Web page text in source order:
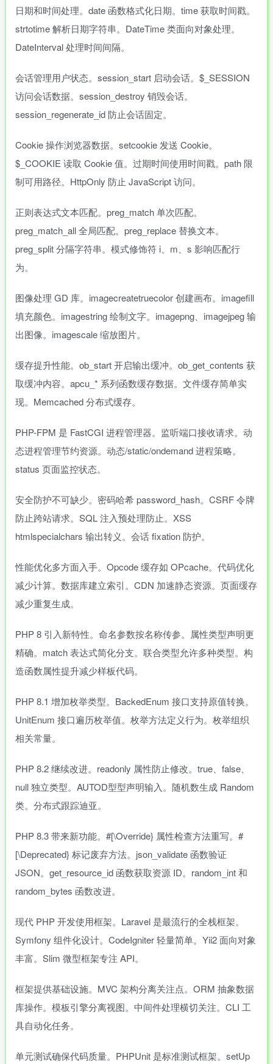
日期和时间处理。date 函数格式化日期。time 获取时间戳。
strtotime 解析日期字符串。DateTime 类面向对象处理。
DateInterval 处理时间间隔。
会话管理用户状态。session_start 启动会话。$_SESSION
访问会话数据。session_destroy 销毁会话。
session_regenerate_id 防止会话固定。
Cookie 操作浏览器数据。setcookie 发送 Cookie。
$_COOKIE 读取 Cookie 值。过期时间使用时间戳。path 限
制可用路径。HttpOnly 防止 JavaScript 访问。
正则表达式文本匹配。preg_match 单次匹配。
preg_match_all 全局匹配。preg_replace 替换文本。
preg_split 分隔字符串。模式修饰符 i、m、s 影响匹配行
为。
图像处理 GD 库。imagecreatetruecolor 创建画布。imagefill
填充颜色。imagestring 绘制文字。imagepng、imagejpeg 输
出图像。imagescale 缩放图片。
缓存提升性能。ob_start 开启输出缓冲。ob_get_contents 获
取缓冲内容。apcu_* 系列函数缓存数据。文件缓存简单实
现。Memcached 分布式缓存。
PHP-FPM 是 FastCGI 进程管理器。监听端口接收请求。动
态进程管理节约资源。动态/static/ondemand 进程策略。
status 页面监控状态。
安全防护不可缺少。密码哈希 password_hash。CSRF 令牌
防止跨站请求。SQL 注入预处理防止。XSS
htmlspecialchars 输出转义。会话 fixation 防护。
性能优化多方面入手。Opcode 缓存如 OPcache。代码优化
减少计算。数据库建立索引。CDN 加速静态资源。页面缓存
减少重复生成。
PHP 8 引入新特性。命名参数按名称传参。属性类型声明更
精确。match 表达式简化分支。联合类型允许多种类型。构
造函数属性提升减少样板代码。
PHP 8.1 增加枚举类型。BackedEnum 接口支持原值转换。
UnitEnum 接口遍历枚举值。枚举方法定义行为。枚举组织
相关常量。
PHP 8.2 继续改进。readonly 属性防止修改。true、false、
null 独立类型。AUTOD型型声明输入。随机数生成 Random
类。分布式跟踪迪亚。
PHP 8.3 带来新功能。#[\Override} 属性检查方法重写。#
[\Deprecated} 标记废弃方法。json_validate 函数验证
JSON。get_resource_id 函数获取资源 ID。random_int 和
random_bytes 函数改进。
现代 PHP 开发使用框架。Laravel 是最流行的全栈框架。
Symfony 组件化设计。CodeIgniter 轻量简单。Yii2 面向对象
丰富。Slim 微型框架专注 API。
框架提供基础设施。MVC 架构分离关注点。ORM 抽象数据
库操作。模板引擎分离视图。中间件处理横切关注。CLI 工
具自动化任务。
单元测试确保代码质量。PHPUnit 是标准测试框架。setUp